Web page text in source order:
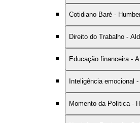
Cotidiano Baré -
Direito do Trabalho -
Educação financeira -
Inteligência emocional
Momento da Política -